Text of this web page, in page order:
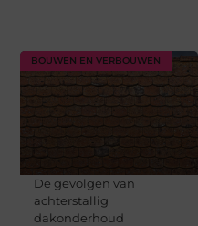
BOUWEN EN VERBOUWEN
De gevolgen van
achterstallig
dakonderhoud